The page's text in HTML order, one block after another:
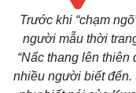
Trước khi “chạm
người mẫu thời
“Nấc thang lên
nhiều người biết đến.